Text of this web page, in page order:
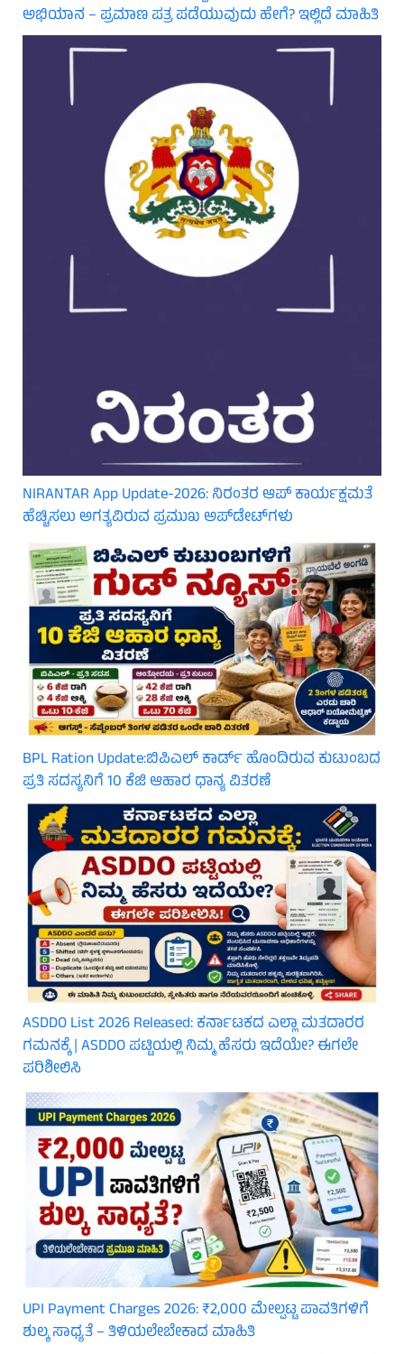
ಅಭಿಯಾನ – ಪ್ರಮಾಣ ಪತ್ರ ಪಡೆಯುವುದು ಹೇಗೆ? ಇಲ್ಲಿದೆ ಮಾಹಿತಿ
NIRANTAR App Update-2026: ನಿರಂತರ ಆಪ್ ಕಾರ್ಯಕ್ಷಮತೆ
ಹೆಚ್ಚಿಸಲು ಅಗತ್ಯವಿರುವ ಪ್ರಮುಖ ಅಪ್‌ಡೇಟ್‌ಗಳು
BPL Ration Update:ಬಿಪಿಎಲ್‌ ಕಾರ್ಡ್ ಹೊಂದಿರುವ ಕುಟುಂಬದ
ಪ್ರತಿ ಸದಸ್ಯನಿಗೆ 10 ಕೆಜಿ ಆಹಾರ ಧಾನ್ಯ ವಿತರಣೆ
ASDDO List 2026 Released: ಕರ್ನಾಟಕದ ಎಲ್ಲಾ ಮತದಾರರ
ಗಮನಕ್ಕೆ | ASDDO ಪಟ್ಟಿಯಲ್ಲಿ ನಿಮ್ಮ ಹೆಸರು ಇದೆಯೇ? ಈಗಲೇ
ಪರಿಶೀಲಿಸಿ
UPI Payment Charges 2026: ₹2,000 ಮೇಲ್ಪಟ್ಟ ಪಾವತಿಗಳಿಗೆ
ಶುಲ್ಕ ಸಾಧ್ಯತೆ – ತಿಳಿಯಲೇಬೇಕಾದ ಮಾಹಿತಿ